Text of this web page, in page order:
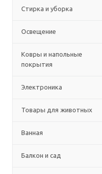
Стирка и уборка
Освещение
Ковры и напольные
покрытия
Электроника
Товары для животных
Ванная
Балкон и сад